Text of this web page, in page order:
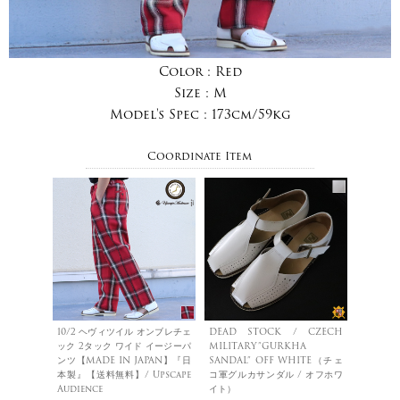
Color : Red
Size : M
Model's Spec : 173cm/59kg
Coordinate Item
10/2 ヘヴィツイル オンブレチェ
ック 2タック ワイド イージーパ
ンツ【MADE IN JAPAN】『日
本製』【送料無料】/ Upscape
Audience
DEAD STOCK / CZECH
MILITARY”GURKHA
SANDAL” OFF WHITE（チェ
コ軍グルカサンダル / オフホワ
イト）